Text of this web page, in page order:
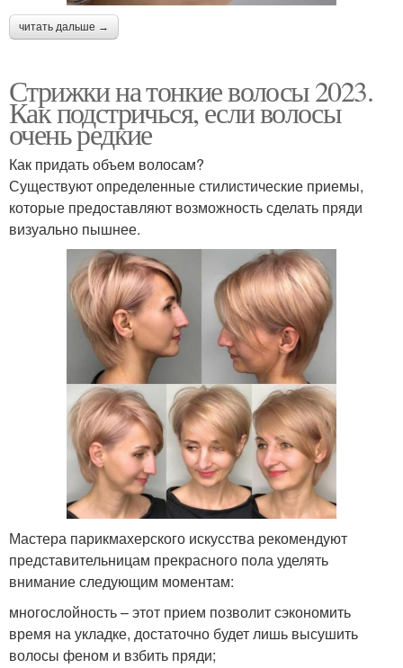
читать дальше →
Стрижки на тонкие волосы 2023.
Как подстричься, если волосы
очень редкие
Как придать объем волосам?
Существуют определенные стилистические приемы,
которые предоставляют возможность сделать пряди
визуально пышнее.
Мастера парикмахерского искусства рекомендуют
представительницам прекрасного пола уделять
внимание следующим моментам:
многослойность – этот прием позволит сэкономить
время на укладке, достаточно будет лишь высушить
волосы феном и взбить пряди;